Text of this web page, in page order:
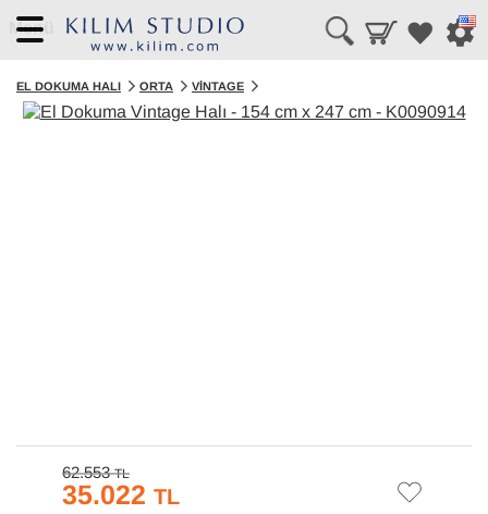
Menü
EL DOKUMA HALI ORTA VINTAGE
62.553TL
35.022 TL